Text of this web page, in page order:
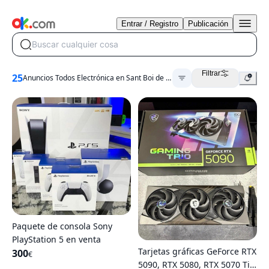
Buscar cualquier cosa
Entrar / Registro Publicación
25 Anuncios Todos Electrónica en Sant Boi de Llobregat Filtrar
Paquete de consola Sony
PlayStation 5 en venta
300€
Tarjetas gráficas GeForce RTX
5090, RTX 5080, RTX 5070 Ti,